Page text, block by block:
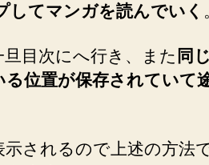
してマンガを読んでいく
目次にへ行き、また 同
位置が保存されていて
示されるので上述の方法